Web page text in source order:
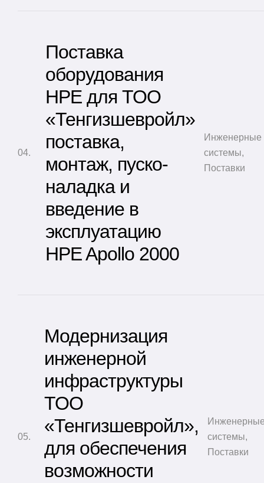
Поставка
оборудования
HPE для ТОО
«Тенгизшевройл»
поставка,
монтаж, пуско-
наладка и
введение в
эксплуатацию
HPE Apollo 2000
Инженерные
системы,
Поставки
Модернизация
инженерной
инфраструктуры
ТОО
«Тенгизшевройл»,
для обеспечения
возможности
системы,
Поставки